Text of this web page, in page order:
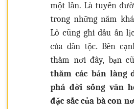
một lần. Là tuyến
trong những năm
Lô cũng ghi dấu ấn
của dân tộc. Bên
thăm nơi đây, bạn
thăm các bản làng
phá đời sống văn
đặc sắc của bà con